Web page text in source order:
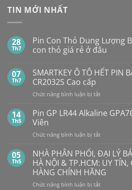
TIN MỚI NHẤT
28
Th7
Pin Con Thỏ Dung Lượng
con thỏ giá rẻ ở đâu
bình
luận
ở
Pin
Con
Dung
Lượng
Bao
Mua
con
thỏ
giá
rẻ
ở
đâu
07
Th7
SMARTKEY Ô TÔ HẾT PIN
CR2032S Cao cấp
Chức năng bình luận bị tắtở
Ô
TÔ
PIN
NGỜ?
PIN
MAXELL
CR2032S Cao
cấp
14
Th5
Pin GP LR44 Alkaline
Viên
Chức năng bình luận bị tắtở
GP
LR44
Alkaline
GPA76F-
2C10
05
Th5
NHÀ PHÂN PHỐI, ĐẠI LÝ
HÀ NỘI & TP.HCM: UY TÍN,
HÀNG CHÍNH HÃNG
Chức năng bình luận bị tắtở